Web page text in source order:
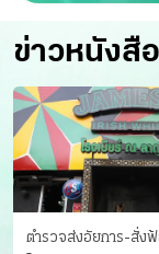
ข่าวหนังสื
ตำรวจส่งอัยการ-สั่งฟ้